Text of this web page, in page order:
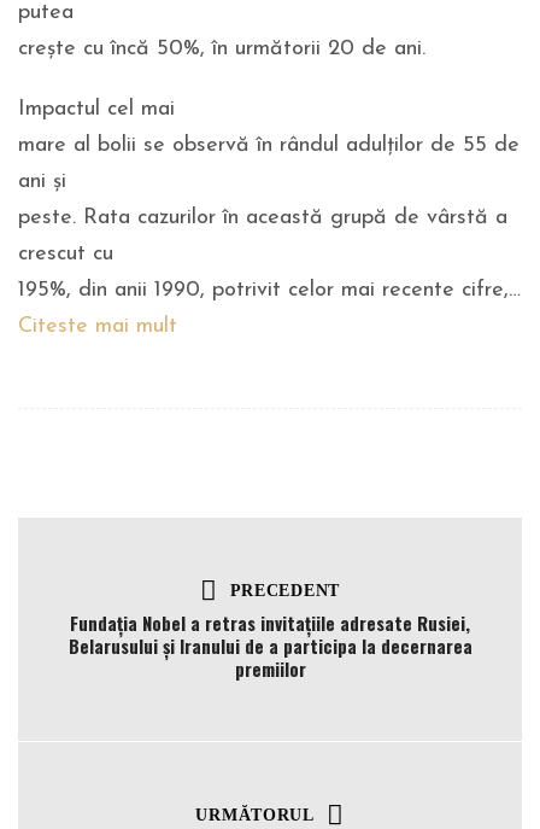
putea
crește cu încă 50%, în următorii 20 de ani.
Impactul cel mai
mare al bolii se observă în rândul adulților de 55 de
ani și
peste. Rata cazurilor în această grupă de vârstă a
crescut cu
195%, din anii 1990, potrivit celor mai recente cifre,…
Citeste mai mult
PRECEDENT
Fundația Nobel a retras invitațiile adresate Rusiei,
Belarusului și Iranului de a participa la decernarea
premiilor
URMĂTORUL